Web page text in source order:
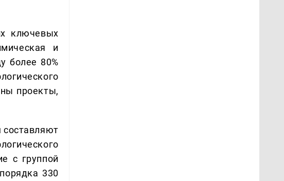
ключевых
и
более 80%
проекты,
составляют
с группой
330